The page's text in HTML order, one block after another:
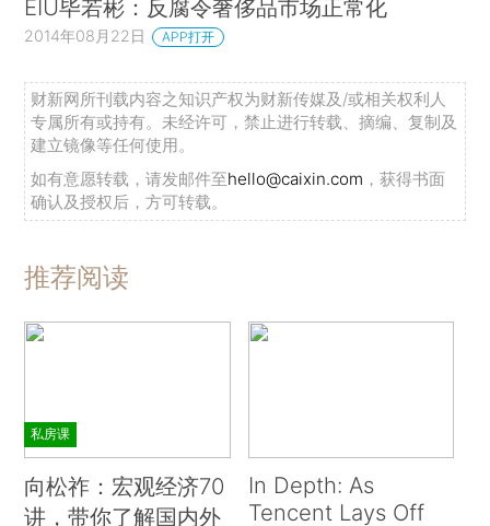
EIU毕若彬：反腐令奢侈品市场正常化
2014年08月22日 APP打开
财新网所刊载内容之知识产权为财新传媒及/或相关权利人
专属所有或持有。未经许可，禁止进行转载、摘编、复制及
建立镜像等任何使用。
如有意愿转载，请发邮件至hello@caixin.com ，获得书面
确认及授权后，方可转载。
推荐阅读
私房课
向松祚：宏观经济70
讲，带你了解国内外
In Depth: As
Tencent Lays Off